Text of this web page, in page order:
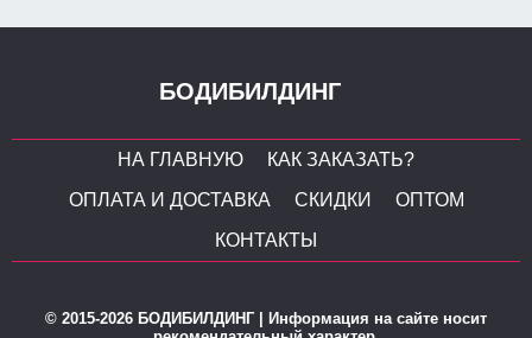
БОДИБИЛДИНГ
НА ГЛАВНУЮ
КАК ЗАКАЗАТЬ?
ОПЛАТА И ДОСТАВКА
СКИДКИ
ОПТОМ
КОНТАКТЫ
© 2015-2026 БОДИБИЛДИНГ | Информация на сайте носит